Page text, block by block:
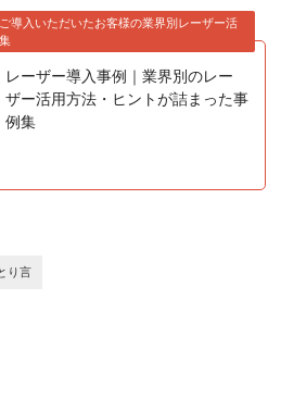
導入いただいたお客様の業界別レーザー活
レーザー導入事例｜業界別のレー
ザー活用方法・ヒントが詰まった事
例集
り言